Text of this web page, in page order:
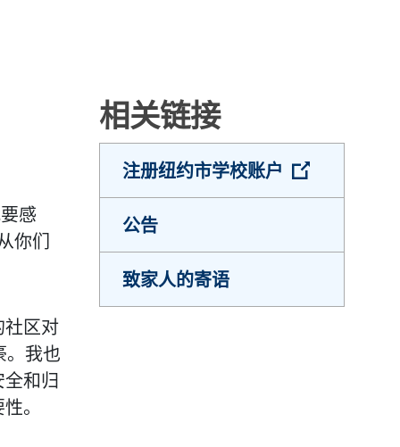
感
你们
社区对
。我也
和归
。
相关链接
注册纽约市学校账户 （打开外
公告
致家人的寄语